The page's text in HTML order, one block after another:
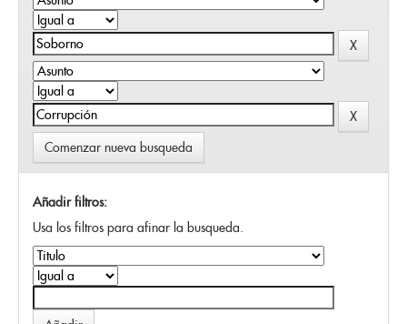
Comenzar nueva busqueda
Añadir filtros:
Usa los filtros para afinar la busqueda.